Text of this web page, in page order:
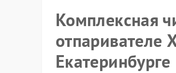
Комплексная
отпаривателе
Екатеринбурге